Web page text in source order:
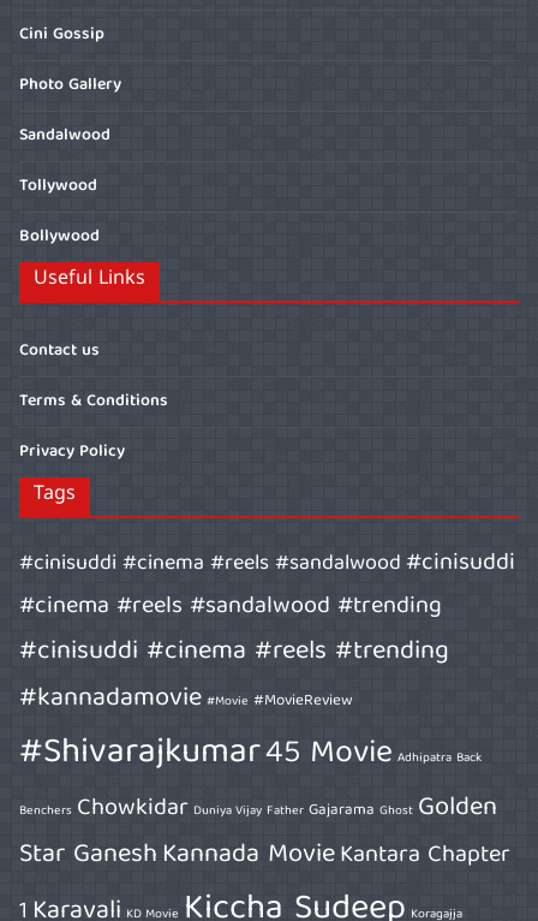
Cini Gossip
Photo Gallery
Sandalwood
Tollywood
Bollywood
Useful Links
Contact us
Terms & Conditions
Privacy Policy
Tags
#cinisuddi #cinema #reels #sandalwood#cinisuddi
#cinema #reels #sandalwood #trending
#cinisuddi #cinema #reels #trending
#kannadamovie #Movie #MovieReview
#Shivarajkumar45 Movie Adhipatra Back
Benchers Chowkidar Duniya Vijay Father Gajarama Ghost Golden
Star GaneshKannada MovieKantara Chapter
1
KD Movie Koragajja